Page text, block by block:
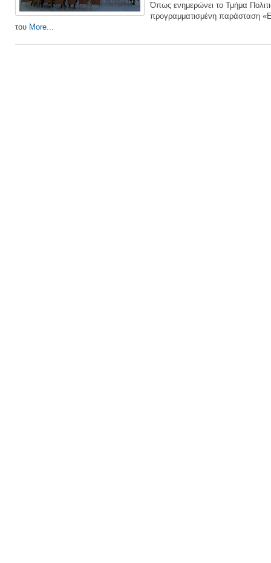
Όπως ενημερώνει το Τμήμα
προγραμματισμένη παράσταση
του More...